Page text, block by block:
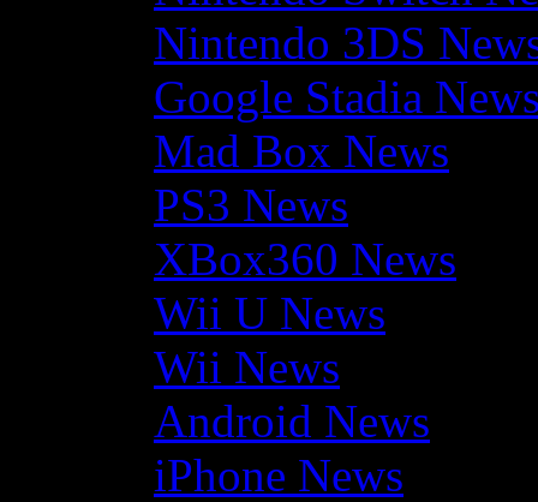
Nintendo 3DS
Google Stadia
Mad Box News
PS3 News
XBox360 News
Wii U News
Wii News
Android News
iPhone News